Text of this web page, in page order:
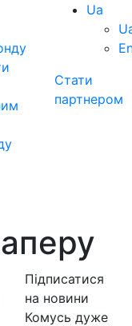
Ua
Стати
партнером
Підписатися
на новини
Комусь дуже